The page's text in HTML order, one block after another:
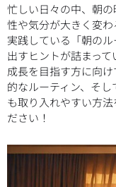
忙しい日々の中、朝
性や気分が大きく変
実践している「朝の
出すヒントが詰まっ
成長を目指す方に向
的なルーティン、そ
も取り入れやすい方
ださい！